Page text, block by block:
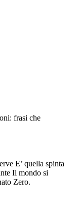
frasi che
E’ quella spinta
Il mondo si
Zero.